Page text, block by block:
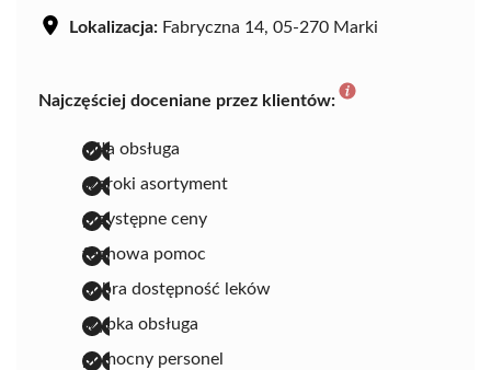
Lokalizacja: Fabryczna 14, 05-270 Marki
Najczęściej doceniane przez klientów:
miła obsługa
szeroki asortyment
przystępne ceny
fachowa pomoc
dobra dostępność leków
szybka obsługa
pomocny personel